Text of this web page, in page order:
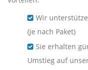
Wir
(je nach Paket)
Sie erhalten
Umstieg auf